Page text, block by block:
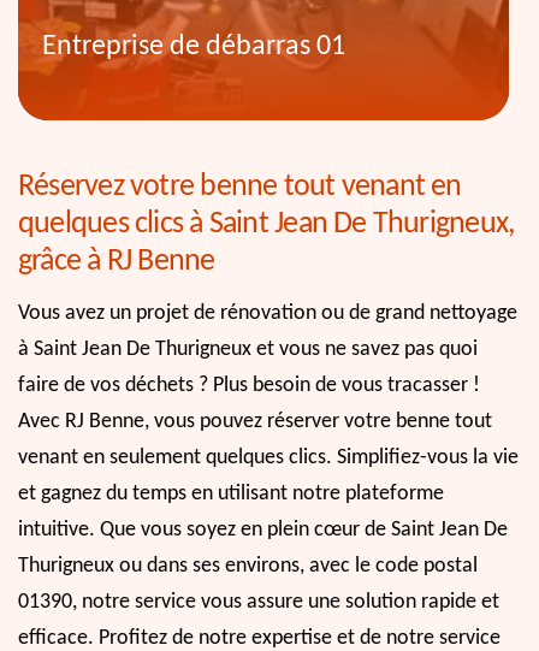
Entreprise de débarras 01
Réservez votre benne tout venant en
quelques clics à Saint Jean De Thurigneux,
grâce à RJ Benne
Vous avez un projet de rénovation ou de grand nettoyage
à Saint Jean De Thurigneux et vous ne savez pas quoi
faire de vos déchets ? Plus besoin de vous tracasser !
Avec RJ Benne, vous pouvez réserver votre benne tout
venant en seulement quelques clics. Simplifiez-vous la vie
et gagnez du temps en utilisant notre plateforme
intuitive. Que vous soyez en plein cœur de Saint Jean De
Thurigneux ou dans ses environs, avec le code postal
01390, notre service vous assure une solution rapide et
efficace. Profitez de notre expertise et de notre service